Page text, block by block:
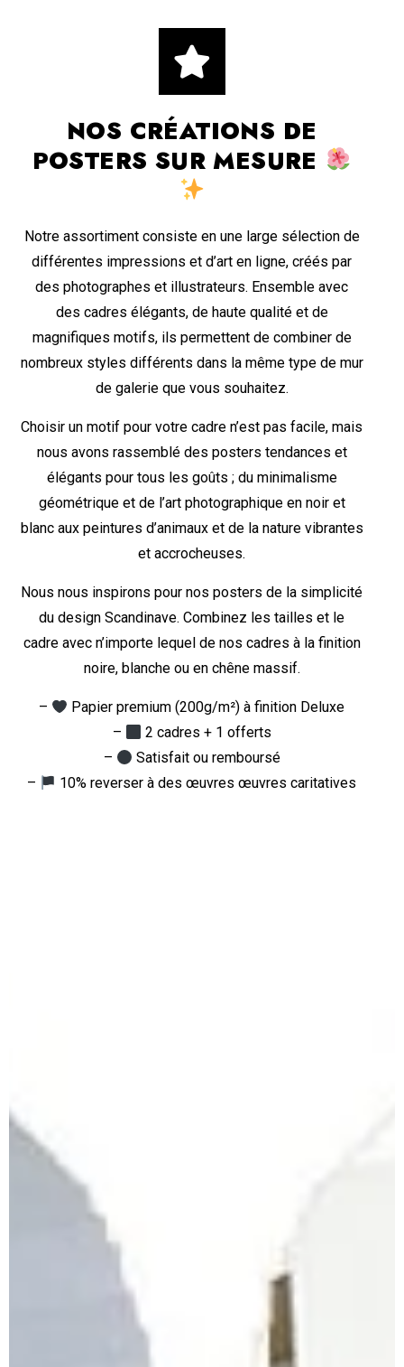
NOS CRÉATIONS DE
POSTERS SUR MESURE
Notre assortiment consiste en une large sélection de
différentes impressions et d’art en ligne, créés par
des photographes et illustrateurs. Ensemble avec
des cadres élégants, de haute qualité et de
magnifiques motifs, ils permettent de combiner de
nombreux styles différents dans la même type de mur
de galerie que vous souhaitez.
Choisir un motif pour votre cadre n’est pas facile, mais
nous avons rassemblé des posters tendances et
élégants pour tous les goûts ; du minimalisme
géométrique et de l’art photographique en noir et
blanc aux peintures d’animaux et de la nature vibrantes
et accrocheuses.
Nous nous inspirons pour nos posters de la simplicité
du design Scandinave. Combinez les tailles et le
cadre avec n’importe lequel de nos cadres à la finition
noire, blanche ou en chêne massif.
–
Papier premium (200g/m²) à finition Deluxe
–
2 cadres + 1 offerts
–
Satisfait ou remboursé
–
10% reverser à des œuvres œuvres caritatives